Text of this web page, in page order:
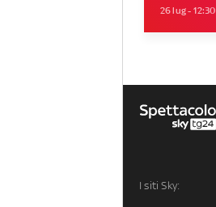
26 lug - 12:30
I siti Sky: